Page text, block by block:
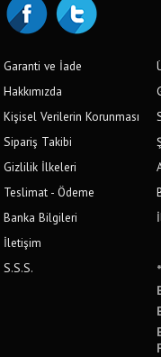
Garanti ve İade
Hakkımızda
Kişisel Verilerin Korunması
Sipariş Takibi
Gizlilik İlkeleri
Teslimat - Ödeme
Banka Bilgileri
İletişim
S.S.S.